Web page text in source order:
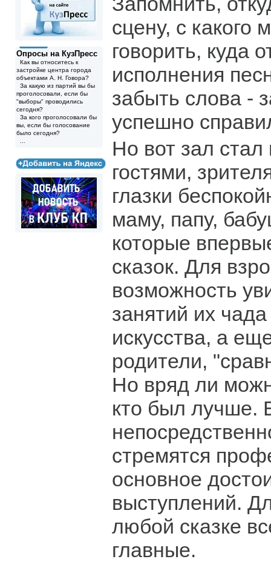
Опросы на КузПресс
Как вы относитесь к
застройке центра города
объектами А. Н. Говора?
За какую из партий вы бы
проголосовали, если бы
"выборы" проводились
сегодня?
За кого проголосовали бы
вы, если бы голосование
было сегодня?
сцену, с какого
говорить, куда
исполнения
забыть слова -
успешно
Но вот зал стал
гостями,
глазки
маму, папу,
которые
сказок. Для
возможность
занятий их
искусства, а
родители,
Но вряд ли
кто был лучше.
стремятся
основное
выступлений.
любой сказке
главные.